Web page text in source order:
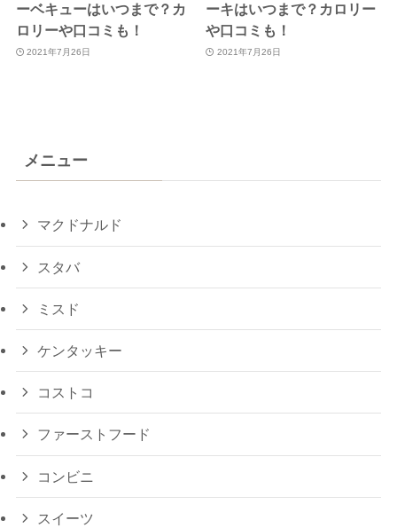
ーベキューはいつまで？カ
ロリーや口コミも！
2021年7月26日
ーキはいつまで？カロリー
や口コミも！
2021年7月26日
メニュー
マクドナルド
スタバ
ミスド
ケンタッキー
コストコ
ファーストフード
コンビニ
スイーツ